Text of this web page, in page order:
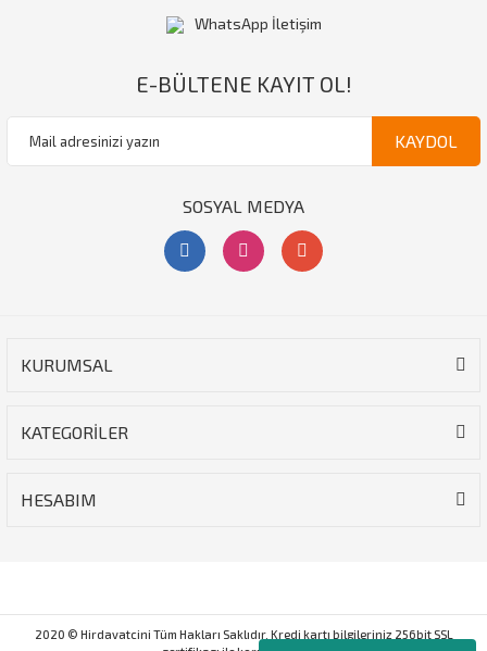
KURUMSAL
KATEGORİLER
HESABIM
WhatsApp İletişim
E-BÜLTENE KAYIT OL!
KAYDOL
SOSYAL MEDYA
2020 © Hirdavatcini Tüm Hakları Saklıdır. Kredi kartı bilgileriniz 256bit SSL